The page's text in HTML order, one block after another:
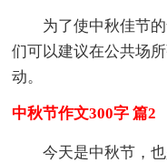
为了使中秋佳节
们可以建议在公共场
动。
中秋节作文300字 篇2
今天是中秋节，